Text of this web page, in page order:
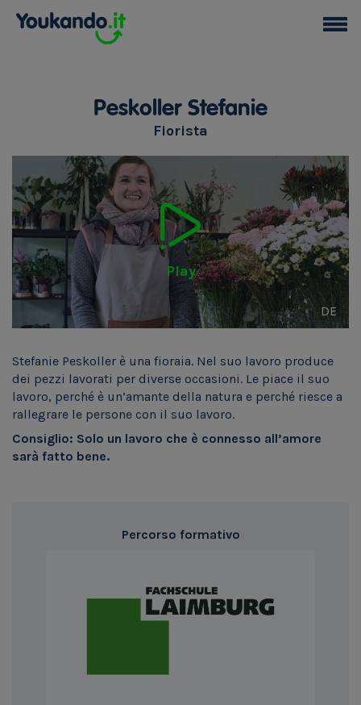
Peskoller Stefanie
Fiorista
Play
DE
Stefanie Peskoller è una fioraia. Nel suo lavoro produce
dei pezzi lavorati per diverse occasioni. Le piace il suo
lavoro, perché è un’amante della natura e perché riesce a
rallegrare le persone con il suo lavoro.
Consiglio: Solo un lavoro che è connesso all’amore
sarà fatto bene.
Percorso formativo